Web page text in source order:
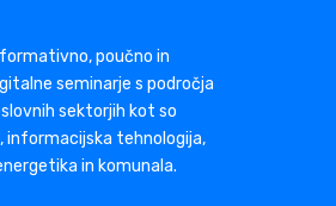
poučno in
seminarje s področja
sektorjih kot so
tehnologija,
in komunala.